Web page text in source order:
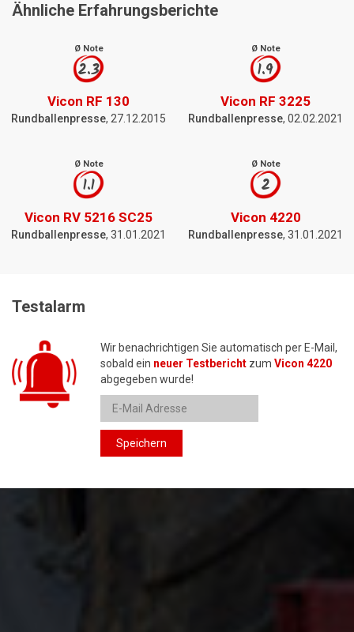
Ähnliche Erfahrungsberichte
Ø Note
2.3
Vicon RF 130
Rundballenpresse, 27.12.2015
Ø Note
1.9
Vicon RF 3225
Rundballenpresse, 02.02.2021
Ø Note
1.1
Vicon RV 5216 SC25
Rundballenpresse, 31.01.2021
Ø Note
2
Vicon 4220
Rundballenpresse, 31.01.2021
Testalarm
Wir benachrichtigen Sie automatisch per E-Mail,
sobald ein neuer Testbericht zum Vicon 4220
abgegeben wurde!
Speichern